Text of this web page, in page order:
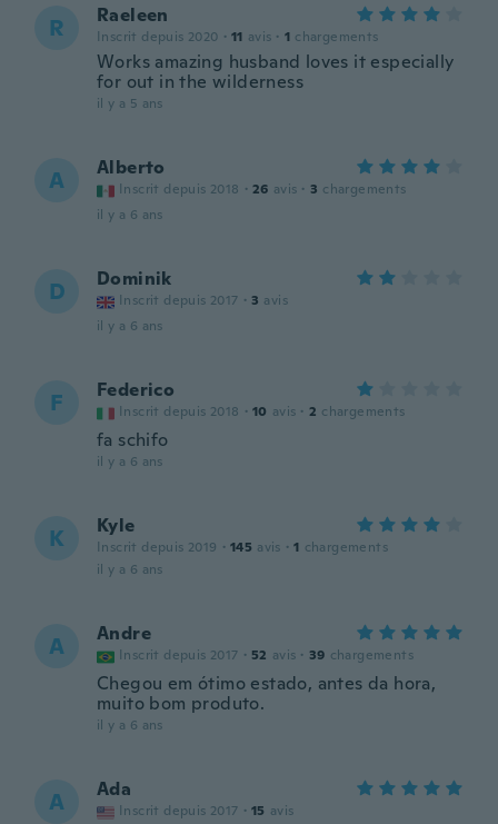
R Raeleen
Inscrit depuis 2020 · 11 avis · 1 chargements
Works amazing husband loves it especially
for out in the wilderness
il y a 5 ans
A Alberto
Inscrit depuis 2018 · 26 avis · 3 chargements
il y a 6 ans
D Dominik
Inscrit depuis 2017 · 3 avis
il y a 6 ans
F Federico
Inscrit depuis 2018 · 10 avis · 2 chargements
fa schifo
il y a 6 ans
K Kyle
Inscrit depuis 2019 · 145 avis · 1 chargements
il y a 6 ans
A Andre
Inscrit depuis 2017 · 52 avis · 39 chargements
Chegou em ótimo estado, antes da hora,
muito bom produto.
il y a 6 ans
A Ada
Inscrit depuis 2017 · 15 avis